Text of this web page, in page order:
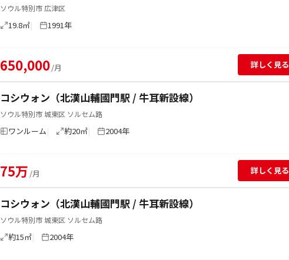
ソウル特別市 広津区
19.8㎡ 1991年
650,000/月 詳しく見る
コシウォン（北漢山輔國門駅 / 牛耳新設線）
ソウル特別市 城東区 ソルセム路
ワンルーム 約20㎡ 2004年
75万 /月 詳しく見る
コシウォン（北漢山輔國門駅 / 牛耳新設線）
ソウル特別市 城東区 ソルセム路
約15㎡ 2004年